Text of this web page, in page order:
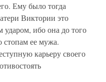
Ему было тогда
Виктории это
ударом, ибо она до того
стопам ее мужа.
карьеру своего